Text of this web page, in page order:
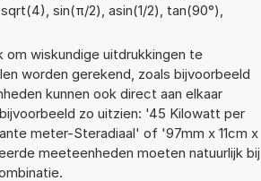
sin(π/2), asin(1/2), tan(90°),
om wiskundige uitdrukkingen te
worden gerekend, zoals bijvoorbeeld
kunnen ook direct aan elkaar
zo uitzien: '45 Kilowatt per
meter-Steradiaal' of '97mm x 11cm x
meeteenheden moeten natuurlijk bij